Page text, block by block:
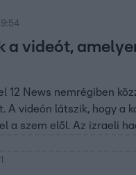
a videót,
12 News nemrégiben
A videón látszik, hogy a
a szem elől. Az izraeli